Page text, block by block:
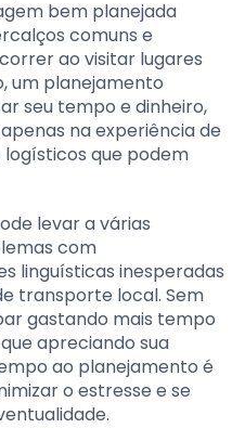
bem planejada
comuns e
ao visitar lugares
um planejamento
seu tempo e dinheiro,
na experiência de
logísticos que podem
levar a várias
com
linguísticas inesperadas
transporte local. Sem
gastando mais tempo
apreciando sua
ao planejamento é
o estresse e se